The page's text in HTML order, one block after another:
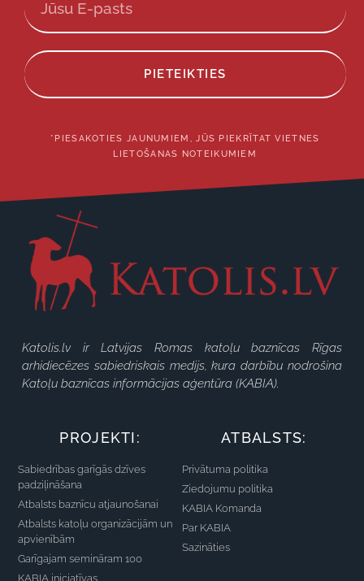
PIETEIKTIES
*PIESAKOTIES JAUNUMIEM, JŪS PIEKRĪTAT VIETNES
LIETOŠANAS NOTEIKUMIEM
Katolis.lv ir Latvijas Romas katoļu baznīcas Rīgas
arhidiecēzes sabiedriskais medijs, kura darbību nodrošina
Katoļu baznīcas informācijas aģentūra (KABIA).
PROJEKTI:
Sabiedrības garīgās dzīves
padziļināšana
Atbalsts baznīcu atjaunošanai
Atbalsts katoļu organizācijām un
apvienībām
Garīgajam semināram 100
KABIA iniciatīvas
ATBALSTS:
Privātuma politika
Ziedojumu politika
KABIA Komanda
Par KABIA
Sazināties